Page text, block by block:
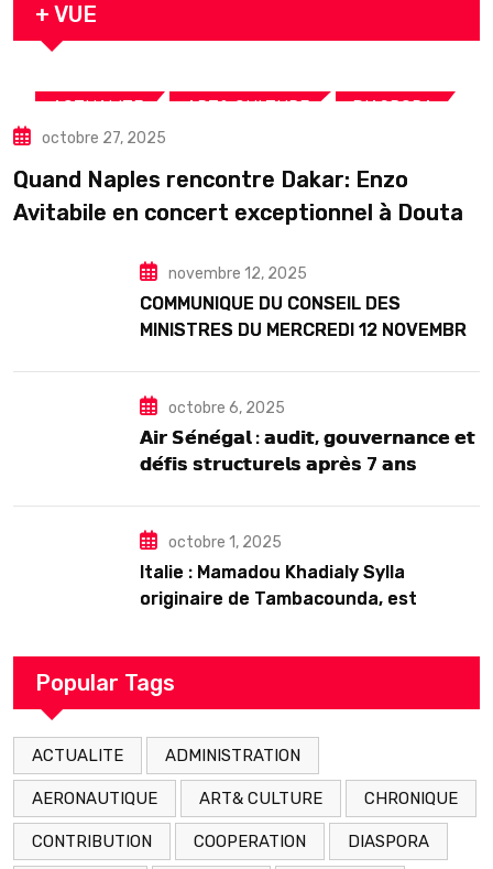
+ VUE
ACTUALITE ART& CULTURE DIASPORA
TOURISME
octobre 27, 2025
Quand Naples rencontre Dakar: Enzo
Avitabile en concert exceptionnel à Douta
novembre 12, 2025
COMMUNIQUE DU CONSEIL DES
MINISTRES DU MERCREDI 12 NOVEMBRE
octobre 6, 2025
𝗔𝗶𝗿 𝗦𝗲́𝗻𝗲́𝗴𝗮𝗹 : 𝗮𝘂𝗱𝗶𝘁, 𝗴𝗼𝘂𝘃𝗲𝗿𝗻𝗮𝗻𝗰𝗲 𝗲𝘁
𝗱𝗲́𝗳𝗶𝘀 𝘀𝘁𝗿𝘂𝗰𝘁𝘂𝗿𝗲𝗹𝘀 𝗮𝗽𝗿𝗲̀𝘀 7 𝗮𝗻𝘀
octobre 1, 2025
Italie : Mamadou Khadialy Sylla
originaire de Tambacounda, est
arrestation
Popular Tags
ACTUALITE ADMINISTRATION
AERONAUTIQUE ART& CULTURE CHRONIQUE
CONTRIBUTION COOPERATION DIASPORA